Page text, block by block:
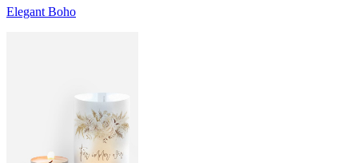
Elegant Boho